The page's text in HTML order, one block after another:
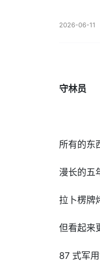
2026-06-11
守林员
所有的东
漫长的五
拉卜楞牌
但看起来
87 式军